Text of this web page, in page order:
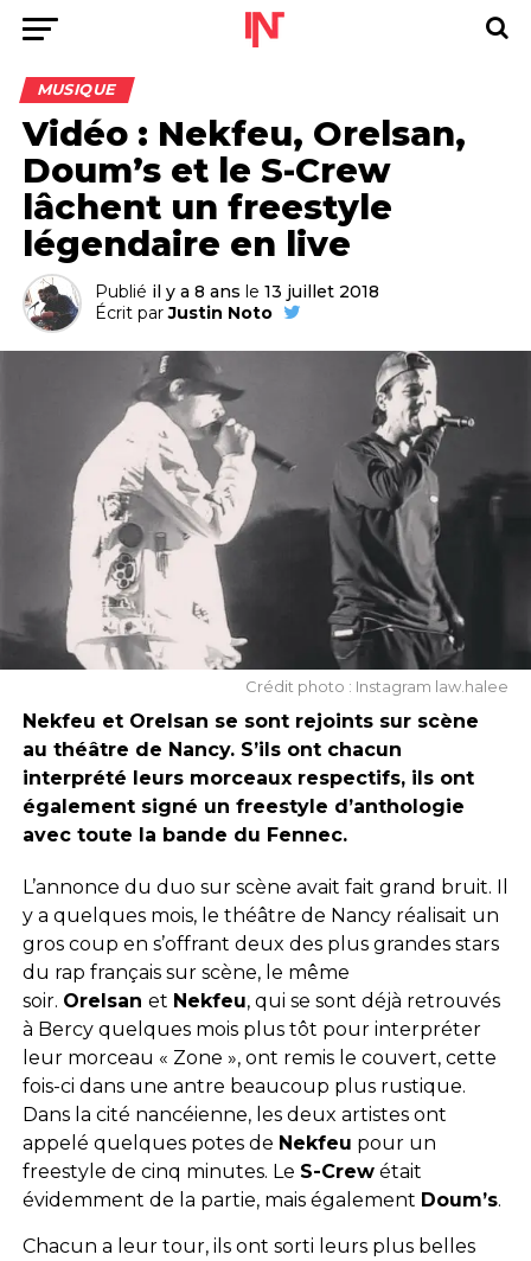
MUSIQUE
Vidéo : Nekfeu, Orelsan,
Doum’s et le S-Crew
lâchent un freestyle
légendaire en live
Publié il y a 8 ans le 13 juillet 2018
Écrit par Justin Noto
Crédit photo : Instagram law.halee
Nekfeu et Orelsan se sont rejoints sur scène
au théâtre de Nancy. S’ils ont chacun
interprété leurs morceaux respectifs, ils ont
également signé un freestyle d’anthologie
avec toute la bande du Fennec.
L’annonce du duo sur scène avait fait grand bruit. Il
y a quelques mois, le théâtre de Nancy réalisait un
gros coup en s’offrant deux des plus grandes stars
du rap français sur scène, le même
soir. Orelsan et Nekfeu, qui se sont déjà retrouvés
à Bercy quelques mois plus tôt pour interpréter
leur morceau « Zone », ont remis le couvert, cette
fois-ci dans une antre beaucoup plus rustique.
Dans la cité nancéienne, les deux artistes ont
appelé quelques potes de Nekfeu pour un
freestyle de cinq minutes. Le S-Crewétait
évidemment de la partie, mais également Doum’s.
Chacun a leur tour, ils ont sorti leurs plus belles